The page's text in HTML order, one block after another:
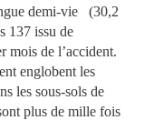
demi-vie (30,2
137 issu de
mois de l’accident.
englobent les
les sous-sols de
plus de mille fois